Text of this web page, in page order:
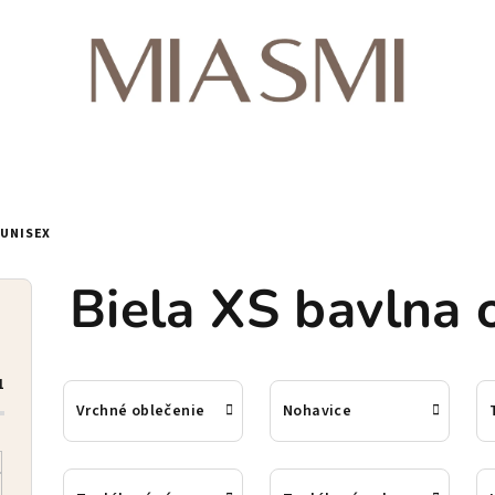
Biela XS bavlna
Vrchné oblečenie Nohavice